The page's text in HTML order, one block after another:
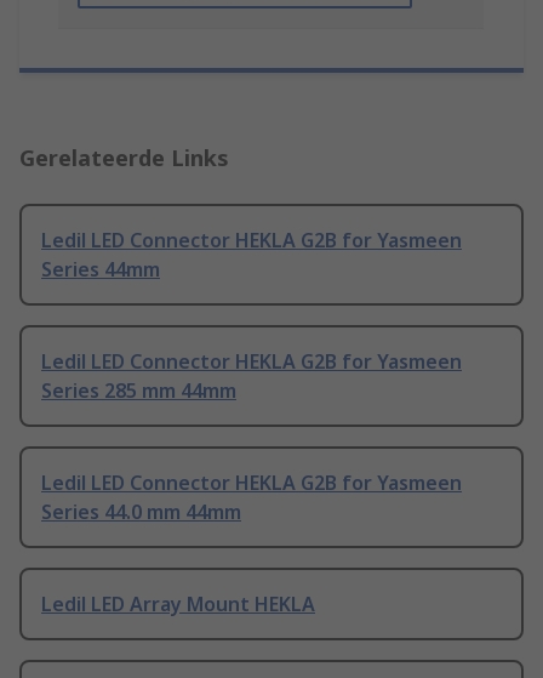
Gerelateerde Links
Ledil LED Connector HEKLA G2B for Yasmeen
Series 44mm
Ledil LED Connector HEKLA G2B for Yasmeen
Series 285 mm 44mm
Ledil LED Connector HEKLA G2B for Yasmeen
Series 44.0 mm 44mm
Ledil LED Array Mount HEKLA